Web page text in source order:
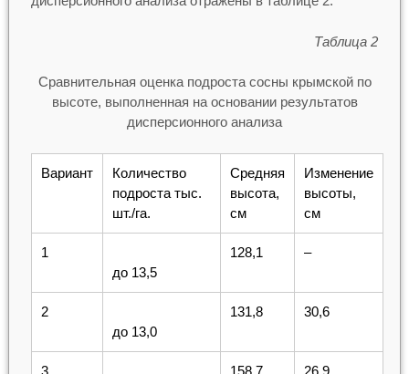
Таблица 2
Сравнительная оценка подроста сосны крымской по
высоте, выполненная на основании результатов
дисперсионного анализа
Вариант
Количество
подроста тыс.
шт./га.
Средняя
высота,
см
Изменение
высоты,
см
1
до 13,5
128,1 –
2
до 13,0
131,8 30,6
3 158,7 26,9